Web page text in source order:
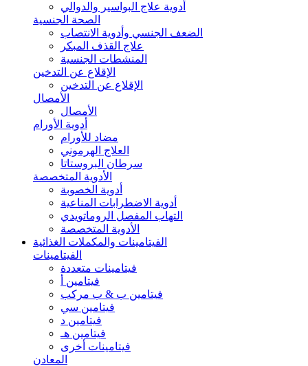
أدوية علاج البواسير والدوالي
الصحة الجنسية
الضعف الجنسي وأدوية الانتصاب
علاج القذف المبكر
المنشطات الجنسية
الإقلاع عن التدخين
الإقلاع عن التدخين
الأمصال
الأمصال
أدوية الأورام
مضاد للأورام
العلاج الهرموني
سرطان البروستاتا
الأدوية المتخصصة
أدوية الخصوبة
أدوية الاضطرابات المناعية
التهاب المفصل الروماتويدي
الأدوية المتخصصة
الفيتامينات والمكملات الغذائية
الفيتامينات
فيتامينات متعددة
فيتامين أ
فيتامين ب & ب مركب
فيتامين سي
فيتامين د
فيتامين هـ
فيتامينات أخرى
المعادن